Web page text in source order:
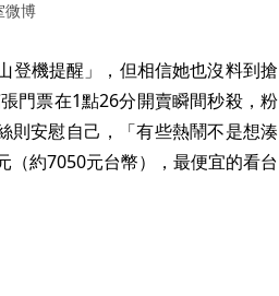
微博
登機提醒」，但相信她也沒料到搶
門票在1點26分開賣瞬間秒殺，粉
則安慰自己，「有些熱鬧不是想湊
（約7050元台幣），最便宜的看台